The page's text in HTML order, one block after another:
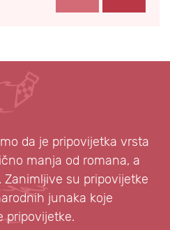
da je pripovijetka vrsta
manja od romana, a
su pripovijetke
junaka koje
pripovijetke.